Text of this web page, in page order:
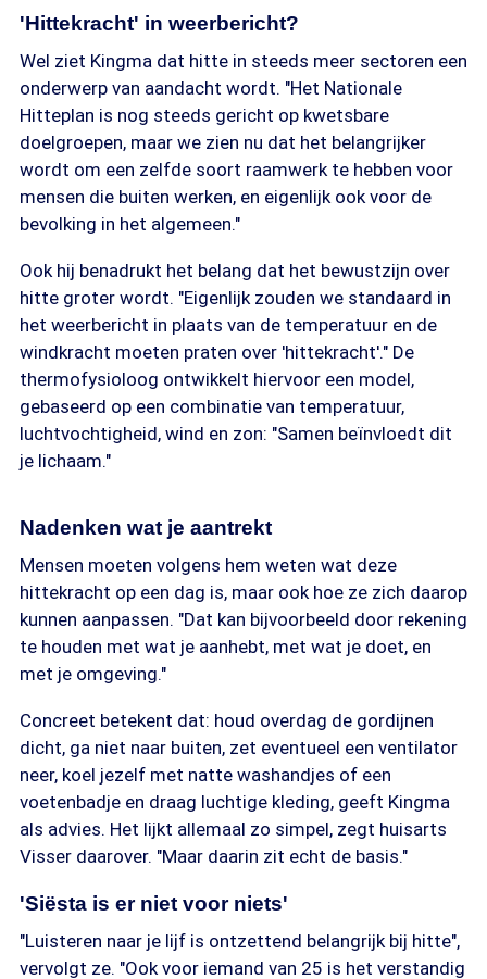
'Hittekracht' in weerbericht?
Wel ziet Kingma dat hitte in steeds meer sectoren een
onderwerp van aandacht wordt. "Het Nationale
Hitteplan is nog steeds gericht op kwetsbare
doelgroepen, maar we zien nu dat het belangrijker
wordt om een zelfde soort raamwerk te hebben voor
mensen die buiten werken, en eigenlijk ook voor de
bevolking in het algemeen."
Ook hij benadrukt het belang dat het bewustzijn over
hitte groter wordt. "Eigenlijk zouden we standaard in
het weerbericht in plaats van de temperatuur en de
windkracht moeten praten over 'hittekracht'." De
thermofysioloog ontwikkelt hiervoor een model,
gebaseerd op een combinatie van temperatuur,
luchtvochtigheid, wind en zon: "Samen beïnvloedt dit
je lichaam."
Nadenken wat je aantrekt
Mensen moeten volgens hem weten wat deze
hittekracht op een dag is, maar ook hoe ze zich daarop
kunnen aanpassen. "Dat kan bijvoorbeeld door rekening
te houden met wat je aanhebt, met wat je doet, en
met je omgeving."
Concreet betekent dat: houd overdag de gordijnen
dicht, ga niet naar buiten, zet eventueel een ventilator
neer, koel jezelf met natte washandjes of een
voetenbadje en draag luchtige kleding, geeft Kingma
als advies. Het lijkt allemaal zo simpel, zegt huisarts
Visser daarover. "Maar daarin zit echt de basis."
'Siësta is er niet voor niets'
"Luisteren naar je lijf is ontzettend belangrijk bij hitte",
vervolgt ze. "Ook voor iemand van 25 is het verstandig